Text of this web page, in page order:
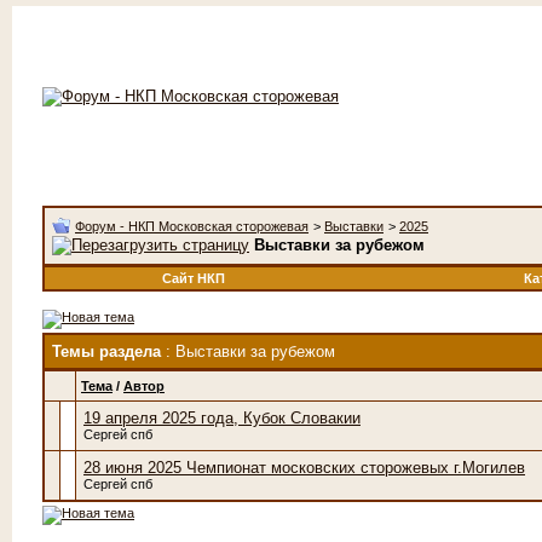
Форум - НКП Московская сторожевая > Выставки > 2025
Выставки за рубежом
Сайт НКП
Темы раздела: Выставки за рубежом
Тема / Автор
19 апреля 2025 года, Кубок Словакии
Сергей спб
28 июня 2025 Чемпионат московских сторожевых г.Могилев
Сергей спб